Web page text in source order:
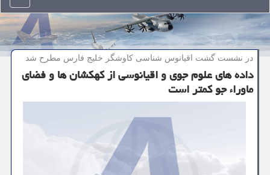
در نشست گشت اقیانوس شناسی كاوشگر خلیج فارس مطرح شد
داده های علوم جوی و اقیانوسی از کهکشان ها و فضای
ماوراء جو کمتر است